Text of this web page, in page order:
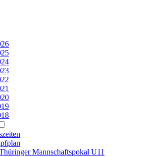
Mannschaftspokal U11